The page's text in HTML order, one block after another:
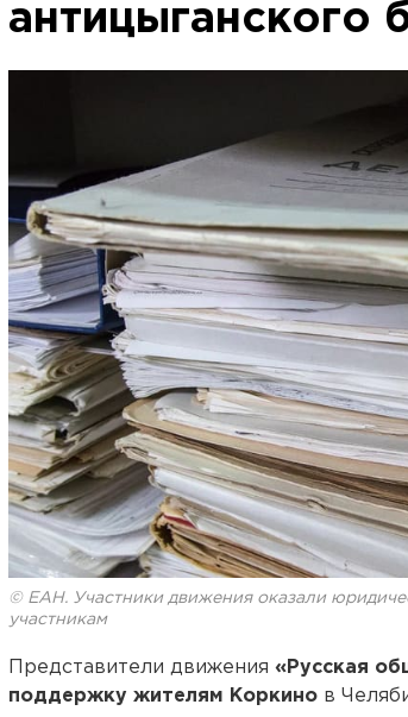
антицыганского
© ЕАН. Участники движения оказали
участникам
Представители движения «Русская
поддержку жителям Коркино в